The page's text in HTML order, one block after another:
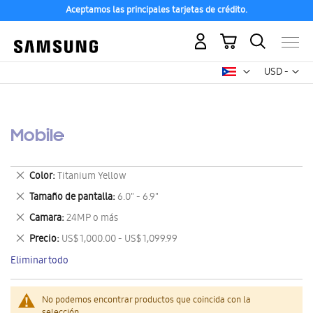
Aceptamos las principales tarjetas de crédito.
USD -
dólar
Mi carrito
Mobile
No podemos encontrar productos que coincida con la
Color Titanium Yellow
Eliminar
este
artículo
Tamaño de pantalla 6.0" - 6.9"
Eliminar
este
artículo
Camara 24MP o más
Eliminar
este
artículo
Precio US$ 1,000.00 - US$ 1,099.99
Eliminar
este
artículo
Eliminar todo